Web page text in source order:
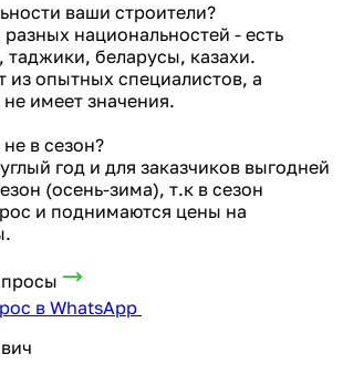
ваши строители?
национальностей - есть
таджики, беларусы, казахи.
из опытных специалистов, а
имеет значения.
в сезон?
год и для заказчиков выгодней
(осень-зима), т.к в сезон
и поднимаются цены на
в WhatsApp